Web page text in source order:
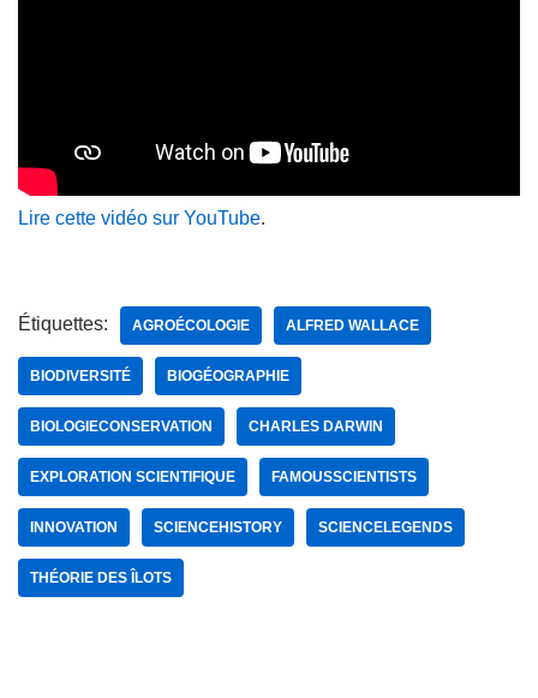
Lire cette vidéo sur YouTube.
Étiquettes: AGROÉCOLOGIE ALFRED WALLACE
BIODIVERSITÉ BIOGÉOGRAPHIE
BIOLOGIECONSERVATION CHARLES DARWIN
EXPLORATION SCIENTIFIQUE FAMOUSSCIENTISTS
INNOVATION SCIENCEHISTORY SCIENCELEGENDS
THÉORIE DES ÎLOTS